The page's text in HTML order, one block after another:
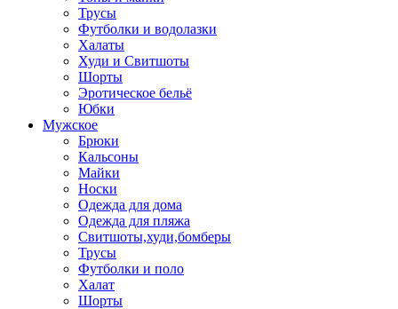
Трусы
Футболки и водолазки
Халаты
Худи и Свитшоты
Шорты
Эротическое бельё
Юбки
Мужское
Брюки
Кальсоны
Майки
Носки
Одежда для дома
Одежда для пляжа
Свитшоты,худи,бомберы
Трусы
Футболки и поло
Халат
Шорты